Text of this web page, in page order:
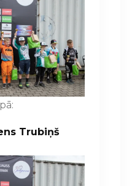
Trubiņš